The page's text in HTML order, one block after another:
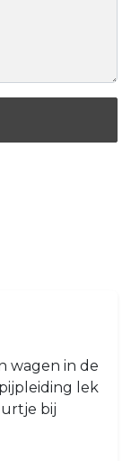
wagen in de
lek
bij